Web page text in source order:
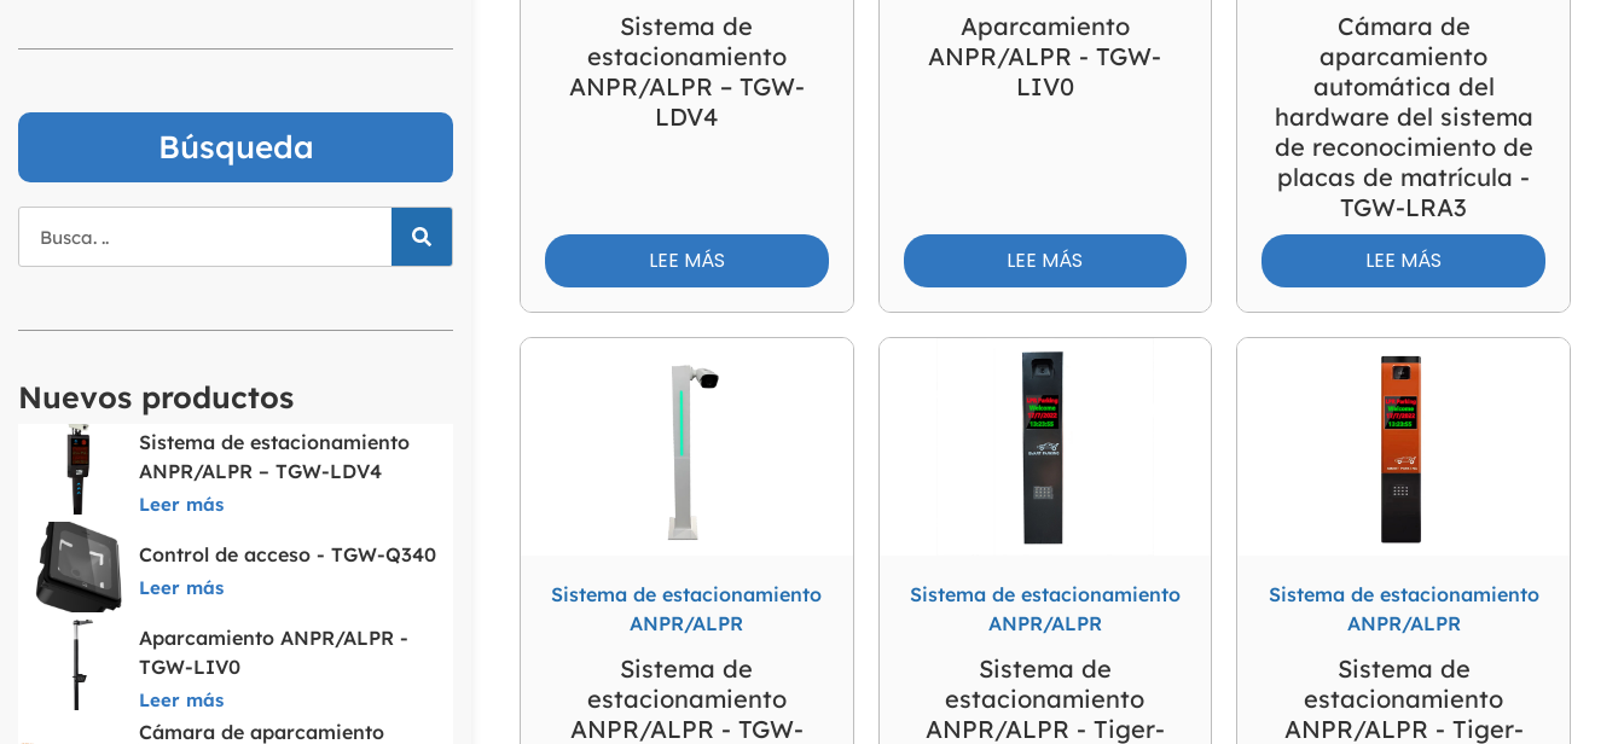
Búsqueda
Nuevos productos
Sistema de estacionamiento
ANPR/ALPR – TGW-LDV4
Leer más
Control de acceso - TGW-Q340
Leer más
Aparcamiento ANPR/ALPR -
TGW-LIV0
Leer más
Cámara de aparcamiento
Sistema de
estacionamiento
ANPR/ALPR – TGW-
LDV4
LEE MÁS
Aparcamiento
ANPR/ALPR - TGW-
LIV0
LEE MÁS
Cámara de
aparcamiento
automática del
hardware del sistema
de reconocimiento de
placas de matrícula -
TGW-LRA3
LEE MÁS
Sistema de estacionamiento
ANPR/ALPR
Sistema de
estacionamiento
ANPR/ALPR - TGW-
Sistema de estacionamiento
ANPR/ALPR
Sistema de
estacionamiento
ANPR/ALPR - Tiger-
Sistema de estacionamiento
ANPR/ALPR
Sistema de
estacionamiento
ANPR/ALPR - Tiger-